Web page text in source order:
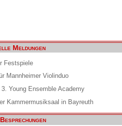
Meldungen
Festspiele
Mannheimer Violinduo
Young Ensemble Academy
Kammermusiksaal in Bayreuth